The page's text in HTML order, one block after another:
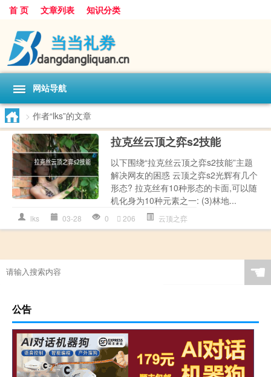
首 页 文章列表 知识分类
网站导航
> 作者“lks”的文章
拉克丝云顶之弈s2技能
以下围绕“拉克丝云顶之弈s2技能”主题
解决网友的困惑 云顶之弈s2光辉有几个
形态? 拉克丝有10种形态的卡面,可以随
机化身为10种元素之一: (3)林地...
lks 03-28 0 206 云顶之弈
☚
公告